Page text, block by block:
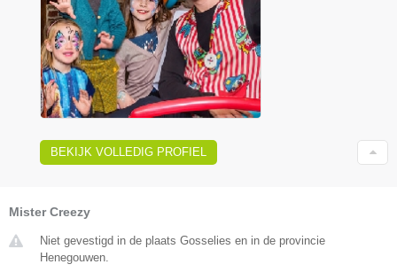
BEKIJK VOLLEDIG PROFIEL
Mister Creezy
Niet gevestigd in de plaats Gosselies en in de provincie
Henegouwen.